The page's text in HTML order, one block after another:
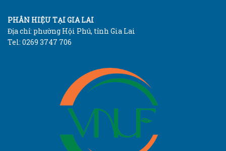
PHÂN HIỆU TẠI GIA LAI
Địa chỉ: phường Hội Phú, tỉnh Gia Lai
Tel: 0269 3747 706